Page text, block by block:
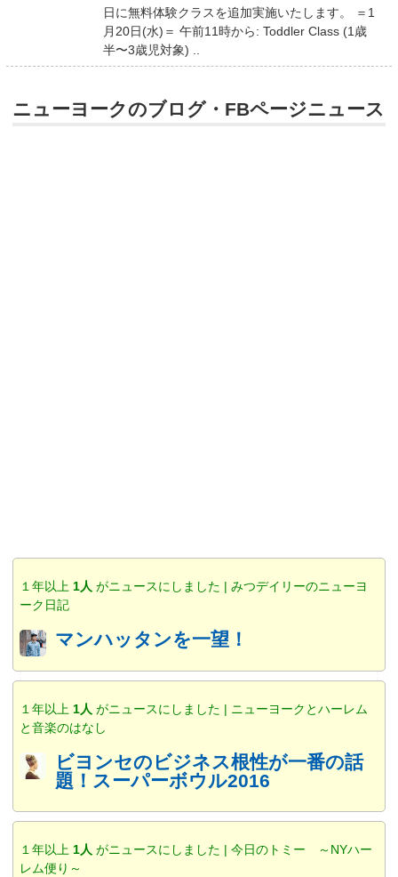
日に無料体験クラスを追加実施いたします。 ＝1
月20日(水)＝ 午前11時から: Toddler Class (1歳
半〜3歳児対象) ..
ニューヨークのブログ・FBページニュース
１年以上 1人 がニュースにしました | みつデイリーのニューヨ
ーク日記
マンハッタンを一望！
１年以上 1人 がニュースにしました | ニューヨークとハーレム
と音楽のはなし
ビヨンセのビジネス根性が一番の話
題！スーパーボウル2016
１年以上 1人 がニュースにしました | 今日のトミー ～NYハー
レム便り～